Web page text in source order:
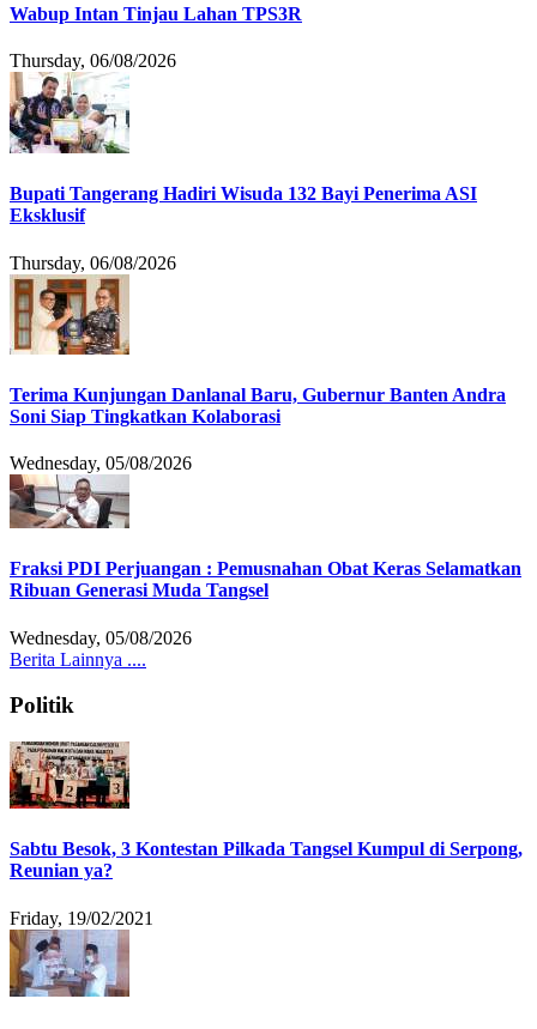
Wabup Intan Tinjau Lahan TPS3R
Thursday, 06/08/2026
Bupati Tangerang Hadiri Wisuda 132 Bayi Penerima ASI
Eksklusif
Thursday, 06/08/2026
Terima Kunjungan Danlanal Baru, Gubernur Banten Andra
Soni Siap Tingkatkan Kolaborasi
Wednesday, 05/08/2026
Fraksi PDI Perjuangan : Pemusnahan Obat Keras Selamatkan
Ribuan Generasi Muda Tangsel
Wednesday, 05/08/2026
Berita Lainnya ....
Politik
Sabtu Besok, 3 Kontestan Pilkada Tangsel Kumpul di Serpong,
Reunian ya?
Friday, 19/02/2021